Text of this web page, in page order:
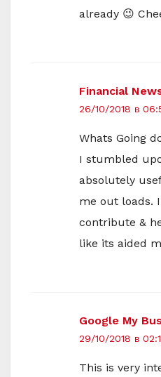
already 😉
Financial
26/10/2018 в
Whats Going
I stumbled
absolutely
me out loads.
contribute &
like its aided
Google My
29/10/2018 в
This is very